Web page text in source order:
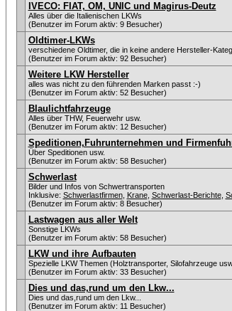
IVECO: FIAT, OM, UNIC und Magirus-Deutz
Alles über die Italienischen LKWs
(Benutzer im Forum aktiv: 9 Besucher)
Oldtimer-LKWs
verschiedene Oldtimer, die in keine andere Hersteller-
(Benutzer im Forum aktiv: 92 Besucher)
Weitere LKW Hersteller
alles was nicht zu den führenden Marken passt :-)
(Benutzer im Forum aktiv: 52 Besucher)
Blaulichtfahrzeuge
Alles über THW, Feuerwehr usw.
(Benutzer im Forum aktiv: 12 Besucher)
Speditionen,Fuhrunternehmen und
Über Speditionen usw.
(Benutzer im Forum aktiv: 58 Besucher)
Schwerlast
Bilder und Infos von Schwertransporten
Inklusive: Schwerlastfirmen, Krane, Schwerlast-Berichte,
(Benutzer im Forum aktiv: 8 Besucher)
Lastwagen aus aller Welt
Sonstige LKWs
(Benutzer im Forum aktiv: 58 Besucher)
LKW und ihre Aufbauten
Spezielle LKW Themen (Holztransporter, Silofahrzeuge
(Benutzer im Forum aktiv: 33 Besucher)
Dies und das,rund um den Lkw...
Dies und das,rund um den Lkw...
(Benutzer im Forum aktiv: 11 Besucher)